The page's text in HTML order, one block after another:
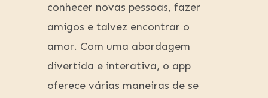
conhecer novas pessoas, fazer
amigos e talvez encontrar o
amor. Com uma abordagem
divertida e interativa, o app
oferece várias maneiras de se